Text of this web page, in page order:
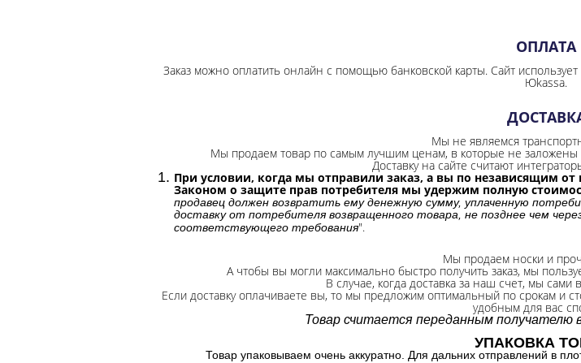
ОПЛАТА
Заказ можно оплатить онлайн с помощью банковской карты. Сайт
Юkassa.
Мы не являемся
Мы продаем товар по самым лучшим ценам, в которые не заложены
Доставку на сайте считают
При условии, когда мы отправили заказ, а вы по независящим от
Законом о защите прав потребителя мы удержим полную
продавец должен возвратить ему денежную сумму, уплаченную
доставку от потребителя возвращенного товара, не позднее чем
соответствующего требования".
Мы продаем носки и
А чтобы вы могли максимально быстро получить заказ, мы
В случае, когда доставка за наш счет, мы
Если доставку оплачиваете вы, то мы предложим оптимальный по срокам и
удобным для вас
Товар считается переданным получателю
УПАКОВКА
Товар упаковываем очень аккуратно. Для дальних отправлений в